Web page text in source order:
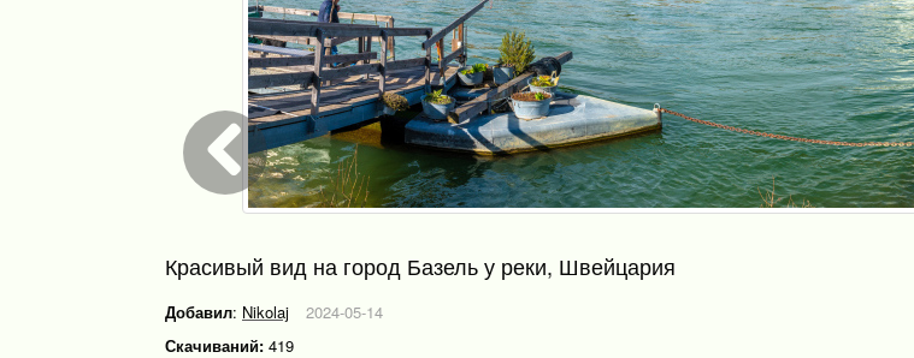
Красивый вид на город Базель у реки, Швейцария
Добавил: Nikolaj
2024-05-14
Скачиваний: 419